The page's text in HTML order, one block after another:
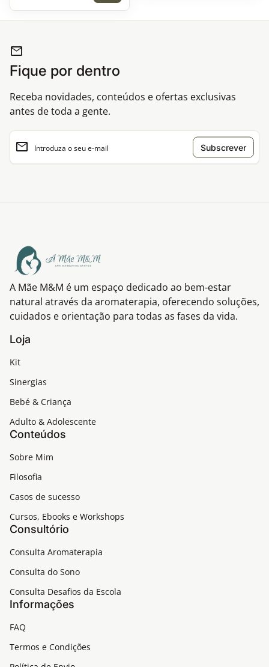
mail
Fique por dentro
Receba novidades, conteúdos e ofertas exclusivas
antes de toda a gente.
Introduza o seu e-mail
email
Início
A Mãe M&M é um espaço dedicado ao bem-estar
natural através da aromaterapia, oferecendo soluções,
cuidados e orientação para todas as fases da vida.
Loja
Kit
Sinergias
Bebé & Criança
Adulto & Adolescente
Conteúdos
Sobre Mim
Filosofia
Casos de sucesso
Cursos, Ebooks e Workshops
Consultório
Consulta Aromaterapia
Consulta do Sono
Consulta Desafios da Escola
Informações
FAQ
Termos e Condições